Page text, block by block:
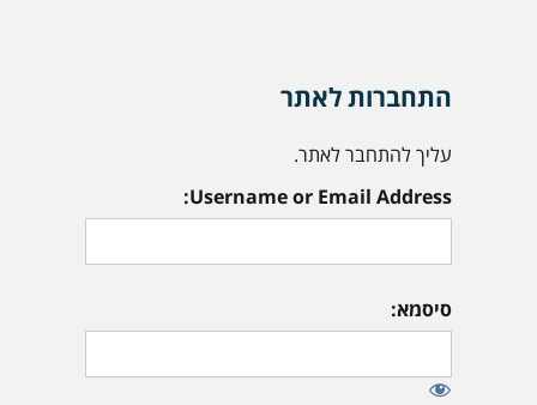
התחברות לאתר
עליך להתחבר לאתר.
Username or Email Address:
סיסמא: